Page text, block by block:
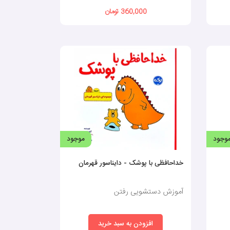
خودش کتابش را انتخاب کند.
360,000 تومان
موجود
خداحافظی با پوشک - دایناسور قهرمان
آموزش دستشویی رفتن
افزودن به سبد خرید